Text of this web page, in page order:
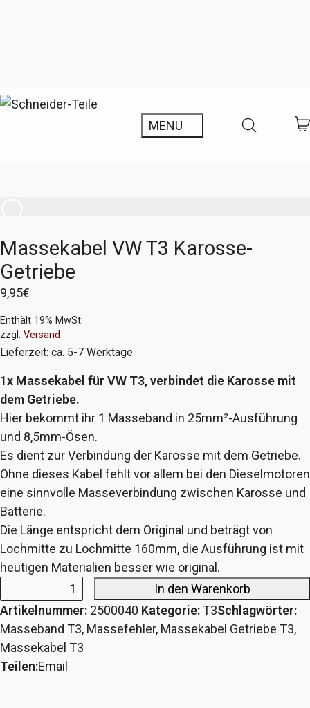
Massekabel VW T3 Karosse-
Getriebe
9,95€
Enthält 19% MwSt.
zzgl. Versand
Lieferzeit: ca. 5-7 Werktage
1x Massekabel für VW T3, verbindet die Karosse mit
dem Getriebe.
Hier bekommt ihr 1 Masseband in 25mm²-Ausführung
und 8,5mm-Ösen.
Es dient zur Verbindung der Karosse mit dem Getriebe.
Ohne dieses Kabel fehlt vor allem bei den Dieselmotoren
eine sinnvolle Masseverbindung zwischen Karosse und
Batterie.
Die Länge entspricht dem Original und beträgt von
Lochmitte zu Lochmitte 160mm, die Ausführung ist mit
heutigen Materialien besser wie original.
Massekabel
VW
T3
Karosse-
Getriebe
In den Warenkorb
Artikelnummer: 2500040 Kategorie:T3Schlagwörter:
Masseband T3, Massefehler, Massekabel Getriebe T3,
Massekabel T3
Teilen:Email